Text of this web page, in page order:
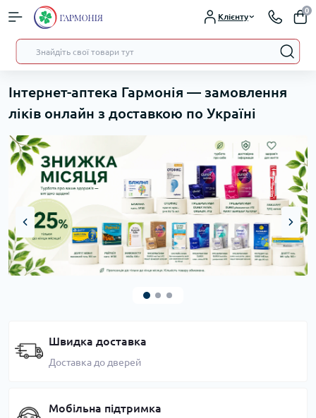
Клієнту
0
Інтернет-аптека Гармонія — замовлення
ліків онлайн з доставкою по Україні
Швидка доставка
Доставка до дверей
Мобільна підтримка